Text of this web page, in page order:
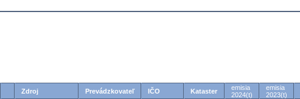
Zdroj Prevádzkovateľ IČO Kataster
emisia
2024(t)
emisia
2023(t)